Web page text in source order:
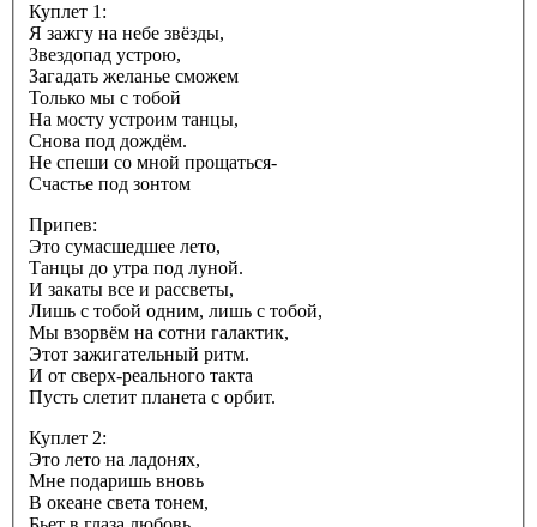
Куплет 1:
Я зажгу на небе звёзды,
Звездопад устрою,
Загадать желанье сможем
Только мы с тобой
На мосту устроим танцы,
Снова под дождём.
Не спеши со мной прощаться-
Счастье под зонтом
Припев:
Это сумасшедшее лето,
Танцы до утра под луной.
И закаты все и рассветы,
Лишь с тобой одним, лишь с тобой,
Мы взорвём на сотни галактик,
Этот зажигательный ритм.
И от сверх-реального такта
Пусть слетит планета с орбит.
Куплет 2:
Это лето на ладонях,
Мне подаришь вновь
В океане света тонем,